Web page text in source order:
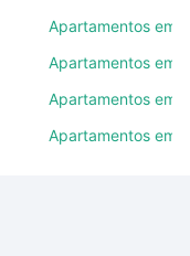
Você
quantidade de
de garagem para
salão de
Apartamentos em
Apartamentos em
Apartamentos em
Apartamentos em